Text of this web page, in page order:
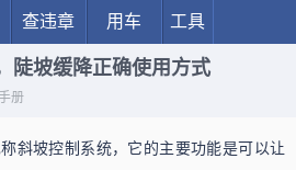
查违章 用车 工具
陡坡缓降正确使用方式
册
斜坡控制系统，它的主要功能是可以让